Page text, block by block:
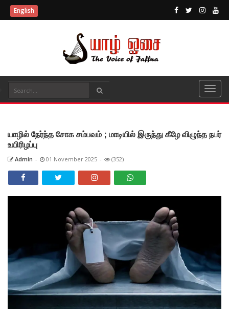
English
யாழில் நேர்ந்த சோக சம்பவம் ; மாடியில் இருந்து கீழே விழுந்த நபர்
உயிரிழப்பு
Admin - 01 November 2025 - (352)